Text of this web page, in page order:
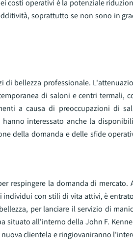
costi operativi è la potenziale
soprattutto se non sono in
di bellezza professionale.
di saloni e centri termali,
a causa di preoccupazioni di
interessato anche la
della domanda e delle sfide
respingere la domanda di mercato.
individui con stili di vita attivi, è
per lanciare il servizio di
situato all'interno della John F.
clientela e ringiovaniranno